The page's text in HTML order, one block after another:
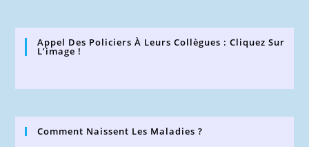
Appel Des Policiers À Leurs Collègues : Cliquez Sur
L’image !
Comment Naissent Les Maladies ?